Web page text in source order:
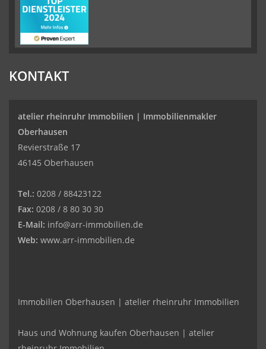
KONTAKT
atelier rheinruhr Immobilien | Immobilienmakler
Oberhausen
Revierstraße 17
46145 Oberhausen
Tel.: 0208 / 88423122
Fax: 0208 / 8 80 30 30
E-Mail: info@arr-immobilien.de
Web: www.arr-immobilien.de
Immobilien Oberhausen | atelier rheinruhr Immobilien
Haus und Wohnung kaufen Oberhausen | atelier